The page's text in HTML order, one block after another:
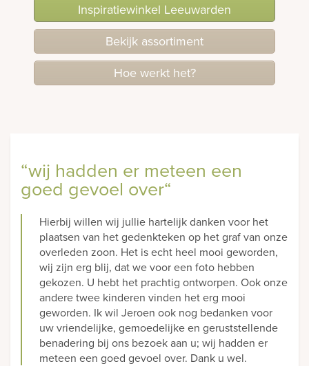
Inspiratiewinkel Leeuwarden
Bekijk assortiment
Hoe werkt het?
“wij hadden er meteen een
goed gevoel over“
Hierbij willen wij jullie hartelijk danken voor het
plaatsen van het gedenkteken op het graf van onze
overleden zoon. Het is echt heel mooi geworden,
wij zijn erg blij, dat we voor een foto hebben
gekozen. U hebt het prachtig ontworpen. Ook onze
andere twee kinderen vinden het erg mooi
geworden. Ik wil Jeroen ook nog bedanken voor
uw vriendelijke, gemoedelijke en geruststellende
benadering bij ons bezoek aan u; wij hadden er
meteen een goed gevoel over. Dank u wel.